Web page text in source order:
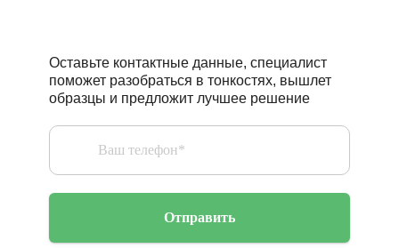
Оставьте контактные данные, специалист
поможет разобраться в тонкостях, вышлет
образцы и предложит лучшее решение
Отправить